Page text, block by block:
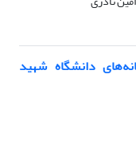
دانشگاه شهید